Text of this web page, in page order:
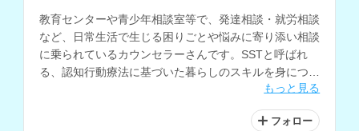
教育センターや青少年相談室等で、発達相談・就労相談
など、日常生活で生じる困りごとや悩みに寄り添い相談
に乗られているカウンセラーさんです。SSTと呼ばれ
る、認知行動療法に基づいた暮らしのスキルを身につけ
る技法についても、アドバイスを行なっています。
もっと見る
フォロー